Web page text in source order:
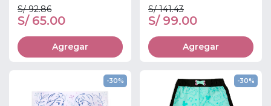
S/ 92.86
S/ 65.00
Agregar
S/ 141.43
S/ 99.00
Agregar
-30% -30%